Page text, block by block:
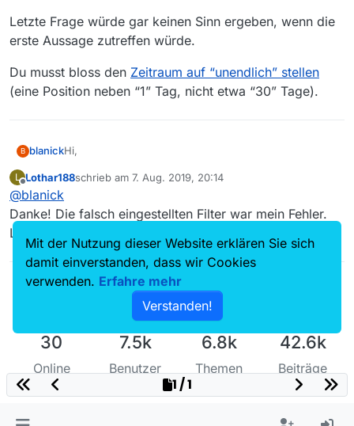
Letzte Frage würde gar keinen Sinn ergeben, wenn die
erste Aussage zutreffen würde.
Du musst bloss den Zeitraum auf “unendlich” stellen
(eine Position neben “1” Tag, nicht etwa “30” Tage).
B blanickHi,
die 30 Tage beziehen sich nur auf die Anzeige neuer
und im Suchfeld z. B.Baumgeschichteneingibst,
einer neueren Liste auch einer von morgen.
Außerdem kann man alle Einträge auch nach Datum
Gruß
blanick
L
Offline
Lothar188schrieb am 7. Aug. 2019, 20:14
zuletzt editiert von
@blanick
Danke! Die falsch eingestellten Filter war mein Fehler.
Läuft!
30
Online
7.5k
Benutzer
6.8k
Themen
42.6k
Beiträge
1 / 1
Mit der Nutzung dieser Website erklären Sie sich
damit einverstanden, dass wir Cookies
verwenden. Erfahre mehr
Verstanden!